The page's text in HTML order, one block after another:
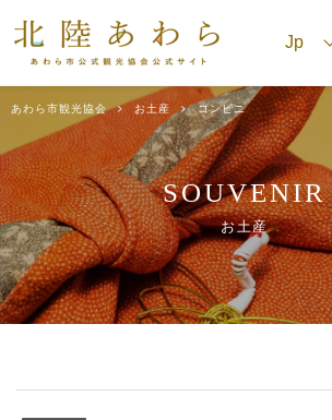
あわら市観光協会 お土産 コンビニ
SOUVENIR
お土産